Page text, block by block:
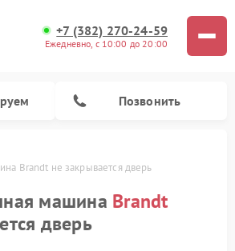
+7 (382) 270-24-59
Ежедневно, с 10:00 до 20:00
Позвонить
Brandt не закрывается дверь
машина Brandt
дверь